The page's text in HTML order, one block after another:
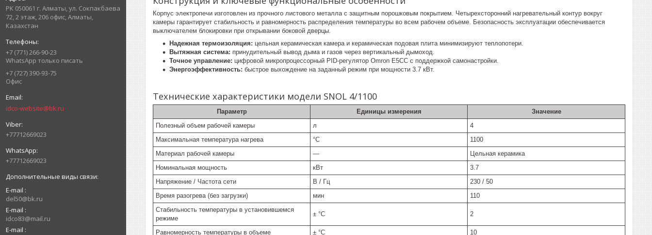
РК 050061 г. Алматы, ул. Сокпакбаева
72, 2 этаж, 206 офис, Алматы,
Казахстан
+7 (771) 266-90-23
WhatsApp только писать
+7 (727) 390-93-75
Офис
idco-website@bk.ru
+77712669023
+77712669023
E-mail
del50@bk.ru
E-mail
idco83@mail.ru
E-mail
Корпус электропечи изготовлен из прочного листового металла с защитным порошковым покрытием. Четырехсторонний нагревательный контур вокруг
камеры гарантирует стабильность и равномерность распределения температуры во всем рабочем объеме. Безопасность эксплуатации обеспечивается
выключателем блокировки при открывании боковой дверцы.
Надежная термоизоляция: цельная керамическая камера и керамическая подовая плита минимизируют теплопотери.
Вытяжная система: принудительный вывод дыма и газов через вертикальный дымоход.
Точное управление: цифровой микропроцессорный PID-регулятор Omron E5CC с поддержкой самонастройки.
Энергоэффективность: быстрое выхождение на заданный режим при мощности 3.7 кВт.
Технические характеристики модели SNOL 4/1100
Параметр Единицы измерения
Значение
Полезный объем рабочей камеры
л
4
Максимальная температура нагрева
°C
1100
Материал рабочей камеры
—
Цельная керамика
Номинальная мощность
кВт
3.7
Напряжение / Частота сети
В / Гц
230 / 50
Время разогрева (без загрузки)
мин
110
Стабильность температуры в установившемся
режиме
± °C 2
Равномерность температуры в объеме ± °C
10